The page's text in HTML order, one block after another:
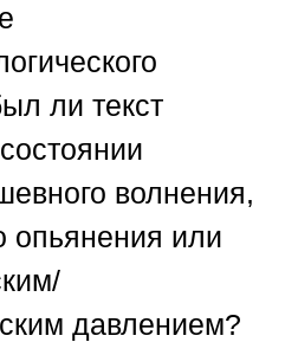
ли текст
волнения,
опьянения или
давлением?